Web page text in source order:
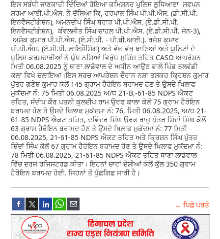
ਇਸ ਸਬੰਧੀ ਜਾਣਕਾਰੀ ਦਿੰਦਿਆਂ ਹੋਇਆ ਕਮਿਸ਼ਨਰ ਪੁਲਿਸ ਲੁਧਿਆਣਾ ਸਵਪਨ
ਸ਼ਰਮਾ ਆਈ.ਪੀ.ਐਸ. ਨੇ ਦੱਸਿਆ ਕਿ, ਹਰਪਾਲ ਸਿੰਘ ਪੀ.ਪੀ.ਐਸ. (ਡੀ.ਸੀ.ਪੀ.
ਇਨਵੈਸਟੀਗੇਸ਼ਨ), ਅਮਨਦੀਪ ਸਿੰਘ ਬਰਾੜ ਪੀ.ਪੀ.ਐਸ. (ਏ.ਡੀ.ਸੀ.ਪੀ.
ਇਨਵੈਸਟੀਗੇਸ਼ਨ), ਕੰਵਲਜੀਤ ਸਿੰਘ ਚਾਹਲ ਪੀ.ਪੀ.ਐਸ. (ਏ.ਡੀ.ਸੀ.ਪੀ. ਜੋਨ-3),
ਅਸ਼ੋਕ ਕੁਮਾਰ ਪੀ.ਪੀ.ਐਸ. (ਏ.ਸੀ.ਪੀ. - ਪੀ.ਬੀ.ਆਈ.), ਰਜੇਸ਼ ਕੁਮਾਰ
ਪੀ.ਪੀ.ਐਸ. (ਏ.ਸੀ.ਪੀ. ਲਾਇਸੈਂਸਿੰਗ) ਅਤੇ ਵੱਖ-ਵੱਖ ਥਾਣਿਆਂ ਅਤੇ ਯੂਨਿਟਾਂ ਦੇ
ਪੁਲਿਸ ਕਰਮਚਾਰੀਆਂ ਨੇ ਯੁੱਧ ਨਸ਼ਿਆਂ ਵਿਰੁੱਧ ਮੁਹਿੰਮ ਤਹਿਤ CASO ਆਪਰੇਸ਼ਨ
ਮਿਤੀ 06.08.2025 ਨੂੰ ਥਾਣਾ ਲਾਡੋਵਾਲ ਦੇ ਅਧੀਨ ਆਉਣ ਵਾਲੇ ਪਿੰਡ ਤਲਵੰਡੀ
ਕਲਾ ਵਿਖੇ ਚਲਾਇਆ।ਇਸ ਸਰਚ ਆਪਰੇਸ਼ਨ ਦੌਰਾਨ ਨਸ਼ਾ ਤਸਕਰ ਕ੍ਰਿਸ਼ਨ ਕੁਮਾਰ
ਪੁੱਤਰ ਗਣੇਸ਼ ਕੁਮਾਰ ਕੋਲੋਂ 145 ਗ੍ਰਾਮ ਹੈਰੋਇਨ ਬਰਾਮਦ ਹੋਣ ਤੇ ਉਸਦੇ ਖਿਲਾਫ
ਮੁਕੱਦਮਾ ਨੰ: 75 ਮਿਤੀ 06.08.2025 ਅ/ਧ 21-B,-61-85 NDPS ਐਕਟ
ਤਹਿਤ, ਸੰਦੀਪ ਕੌਰ ਪਤਨੀ ਕੁਲਦੀਪ ਰਾਮ ਉਰਫ ਕਾਲਾ ਕੋਲੋਂ 75 ਗ੍ਰਾਮ ਹੈਰੋਇਨ
ਬਰਾਮਦ ਹੋਣ ਤੇ ਉਸਦੇ ਖਿਲਾਫ ਮੁਕੱਦਮਾ ਨੰ: 76, ਮਿਤੀ 06.08.2025, ਅ/ਧ 21-
61-85 NDPS ਐਕਟ ਤਹਿਤ, ਦਵਿੰਦਰ ਸਿੰਘ ਉਰਫ ਰਾਜੂ ਪੁੱਤਰ ਸ਼ਿੰਦਾਂ ਸਿੰਘ ਕੋਲੋਂ
63 ਗ੍ਰਾਮ ਹੈਰੋਇਨ ਬਰਾਮਦ ਹੋਣ ਤੇ ਉਸਦੇ ਖਿਲਾਫ ਮੁਕੱਦਮਾ ਨੰ: 77 ਮਿਤੀ
06.08.2025, 21-61-85 NDPS ਐਕਟ ਤਹਿਤ ਅਤੇ ਕ੍ਰਿਸ਼ਨ ਸਿੰਘ ਪੁੱਤਰ
ਸ਼ਿੰਦਾਂ ਸਿੰਘ ਕੋਲੋਂ 67 ਗ੍ਰਾਮ ਹੈਰੋਇਨ ਬਰਾਮਦ ਹੋਣ ਤੇ ਉਸਦੇ ਖਿਲਾਫ ਮੁਕੱਦਮਾ ਨੰ:
78 ਮਿਤੀ 06.08.2025, 21-61-85 NDPS ਐਕਟ ਤਹਿਤ ਥਾਣਾ ਲਾਡੋਵਾਲ
ਵਿੱਚ ਦਰਜ ਰਜਿਸਟਰਡ ਕੀਤਾ। ਇਹਨਾਂ ਚਾਰਾਂ ਦੋਸ਼ੀਆਂ ਕੋਲੋਂ ਕੁੱਲ 350 ਗ੍ਰਾਮ
ਹੈਰੋਇਨ ਬਰਾਮਦ ਹੋਈ, ਜਿਹਨਾਂ ਤੋਂ ਪੁੱਛਗਿਛ ਜਾਰੀ ਹੈ।
← ਪਿਛੇ ਪਰਤੋ